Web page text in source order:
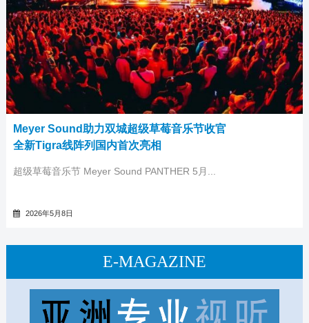
Meyer Sound助力双城超级草莓音乐节收官
全新Tigra线阵列国内首次亮相
超级草莓音乐节 Meyer Sound PANTHER 5月...
2026年5月8日
E-MAGAZINE